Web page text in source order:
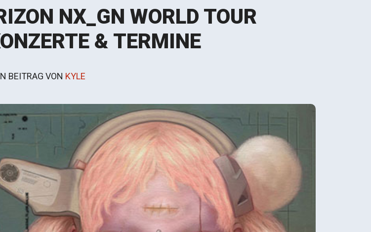
NX_GN WORLD TOUR
& TERMINE
BEITRAG VON KYLE